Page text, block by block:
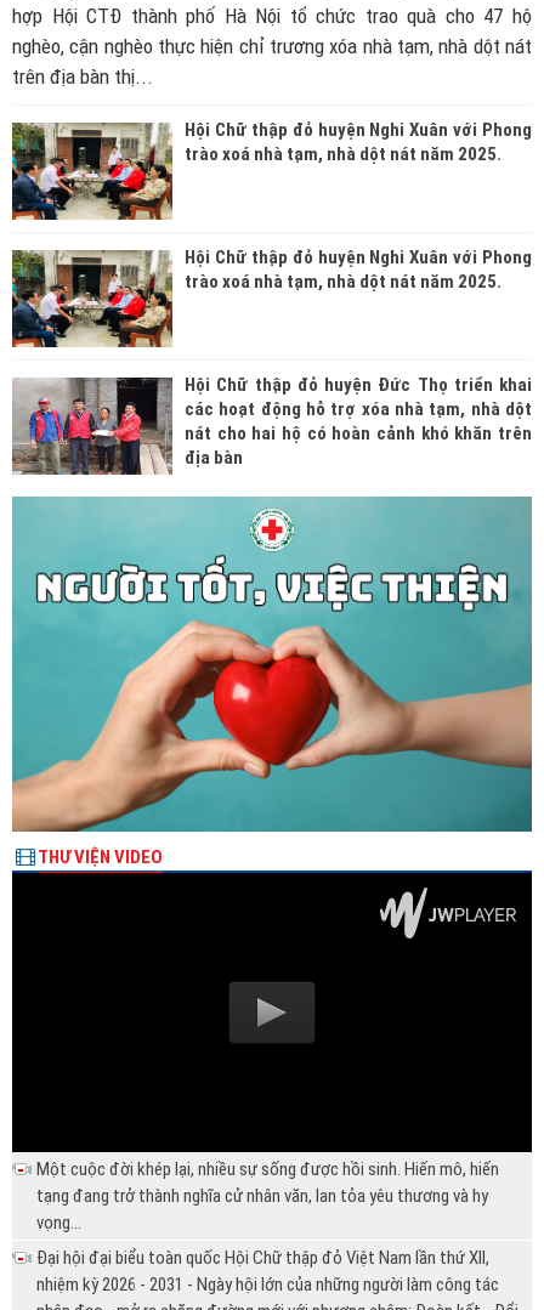
hợp Hội CTĐ thành phố Hà Nội tổ chức trao quà cho 47 hộ
nghèo, cận nghèo thực hiện chỉ trương xóa nhà tạm, nhà dột nát
trên địa bàn thị...
Hội Chữ thập đỏ huyện Nghi Xuân với Phong
trào xoá nhà tạm, nhà dột nát năm 2025.
Hội Chữ thập đỏ huyện Nghi Xuân với Phong
trào xoá nhà tạm, nhà dột nát năm 2025.
Hội Chữ thập đỏ huyện Đức Thọ triển khai
các hoạt động hỗ trợ xóa nhà tạm, nhà dột
nát cho hai hộ có hoàn cảnh khó khăn trên
địa bàn
THƯ VIỆN VIDEO
Một cuộc đời khép lại, nhiều sự sống được hồi sinh. Hiến mô, hiến
tạng đang trở thành nghĩa cử nhân văn, lan tỏa yêu thương và hy
vọng...
Đại hội đại biểu toàn quốc Hội Chữ thập đỏ Việt Nam lần thứ XII,
nhiệm kỳ 2026 - 2031 - Ngày hội lớn của những người làm công tác